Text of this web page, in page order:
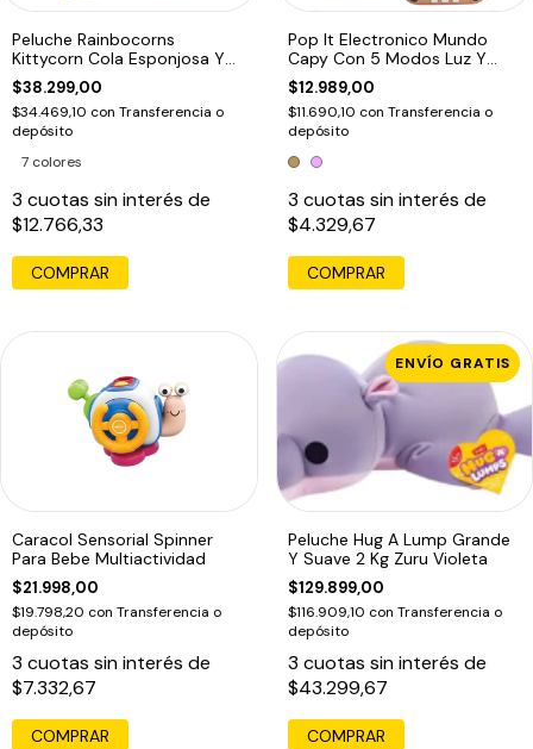
Peluche Rainbocorns
Kittycorn Cola Esponjosa Y
10 Sorpresas
$38.299,00
$34.469,10 con Transferencia o
depósito
7 colores
3 cuotas sin interés de
$12.766,33
COMPRAR
Pop It Electronico Mundo
Capy Con 5 Modos Luz Y
Sonido Marron1
$12.989,00
$11.690,10 con Transferencia o
depósito
3 cuotas sin interés de
$4.329,67
COMPRAR
Caracol Sensorial Spinner
Para Bebe Multiactividad
$21.998,00
$19.798,20 con Transferencia o
depósito
3 cuotas sin interés de
$7.332,67
COMPRAR
ENVÍO GRATIS
Peluche Hug A Lump Grande
Y Suave 2 Kg Zuru Violeta
$129.899,00
$116.909,10 con Transferencia o
depósito
3 cuotas sin interés de
$43.299,67